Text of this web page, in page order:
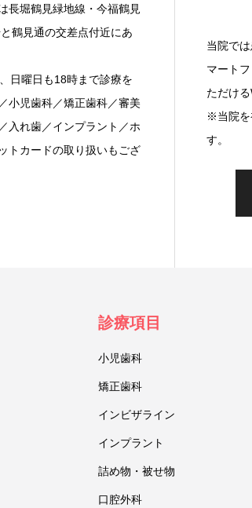
長堀鶴見緑地線・今福鶴見
鶴見通の交差点付近にあ
日曜日も18時まで診療を
小児歯科／矯正歯科／審美
入れ歯／インプラント／ホ
トカードの取り扱いもござ
当院で
マート
ただけ
※当院を
す。
診療項目
小児歯科
矯正歯科
インビザライン
インプラント
詰め物・被せ物
口腔外科